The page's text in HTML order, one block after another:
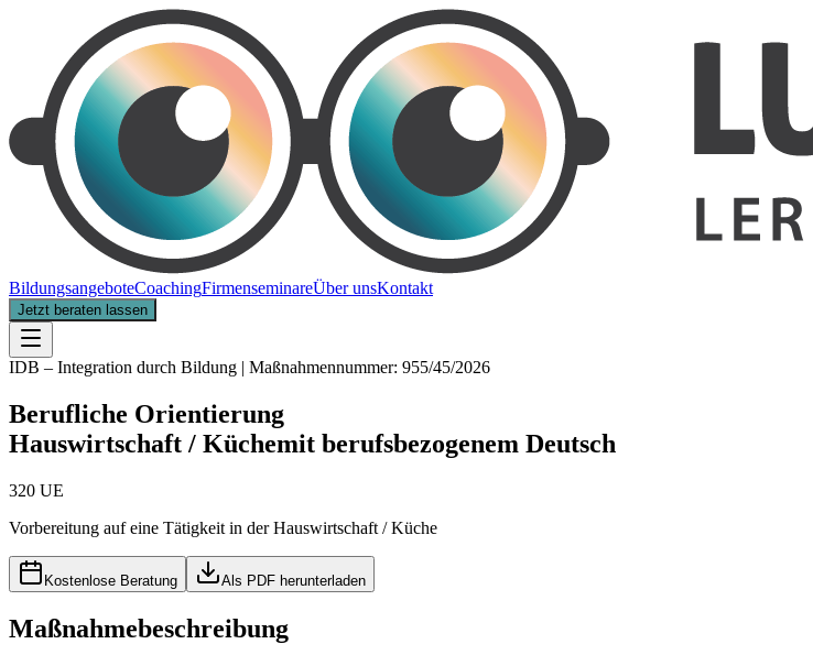
BildungsangeboteCoachingFirmenseminareÜber unsKontakt
Jetzt beraten lassen
IDB – Integration durch Bildung | Maßnahmennummer: 955/45/2026
Berufliche Orientierung
Hauswirtschaft / Küchemit berufsbezogenem Deutsch
320 UE
Vorbereitung auf eine Tätigkeit in der Hauswirtschaft / Küche
Kostenlose Beratung Als PDF herunterladen
Maßnahmebeschreibung